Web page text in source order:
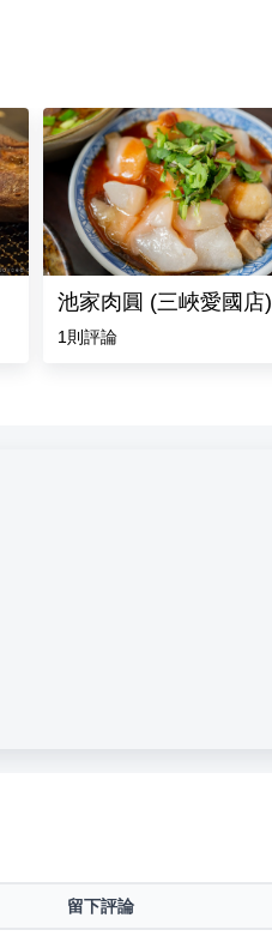
池家肉圓 (三峽愛國店)
1 則評論
留下評論